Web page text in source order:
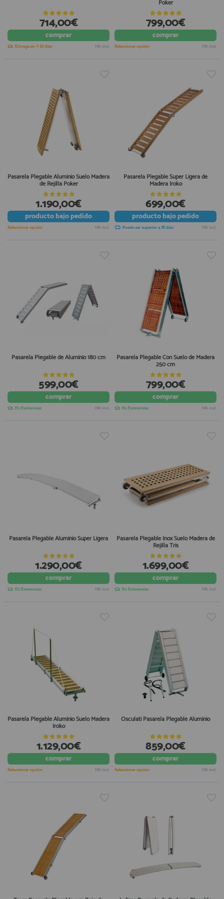
AFILIADOS
910 60 71 03
HORARIO de TIENDA:
de 10:00 a 20:00 de Lunes a Viernes
Sábados de 10:00 a 14:00
910 51 49 87
info@francobordo.com
registro profesional
714,00€
comprar
Entrega en 7-10 días IVA incl.
Poker
799,00€
comprar
Seleccionar opción IVA incl.
Pasarela Plegable Aluminio Suelo Madera
de Rejilla Poker
1.190,00€
productobajo pedido
Seleccionar opción IVA incl.
Pasarela Plegable Super Ligera de
Madera Iroko
699,00€
productobajo pedido
Puede ser superior a 30 días IVA incl.
Pasarela Plegable de Aluminio 180 cm
599,00€
comprar
En Existencias IVA incl.
Pasarela Plegable Con Suelo de Madera
250 cm
799,00€
comprar
En Existencias IVA incl.
Pasarela Plegable Aluminio Super Ligera
1.290,00€
comprar
En Existencias IVA incl.
Pasarela Plegable Inox Suelo Madera de
Rejilla Tris
1.699,00€
comprar
En Existencias IVA incl.
Pasarela Plegable Aluminio Suelo Madera
Iroko
1.129,00€
comprar
Seleccionar opción IVA incl.
Osculati Pasarela Plegable Aluminio
859,00€
comprar
Seleccionar opción IVA incl.